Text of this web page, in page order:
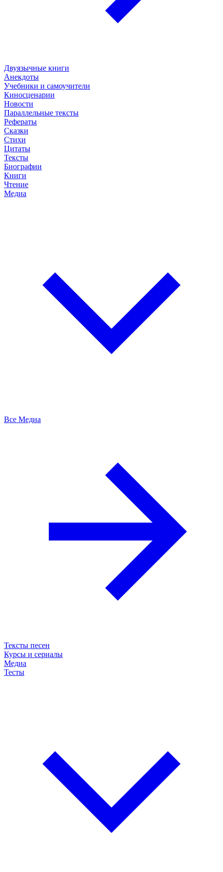
Двуязычные книги
Анекдоты
Учебники и самоучители
Киносценарии
Новости
Параллельные тексты
Рефераты
Сказки
Стихи
Цитаты
Тексты
Биографии
Книги
Чтение
Медиа
Все Медиа
Тексты песен
Курсы и сериалы
Медиа
Тесты